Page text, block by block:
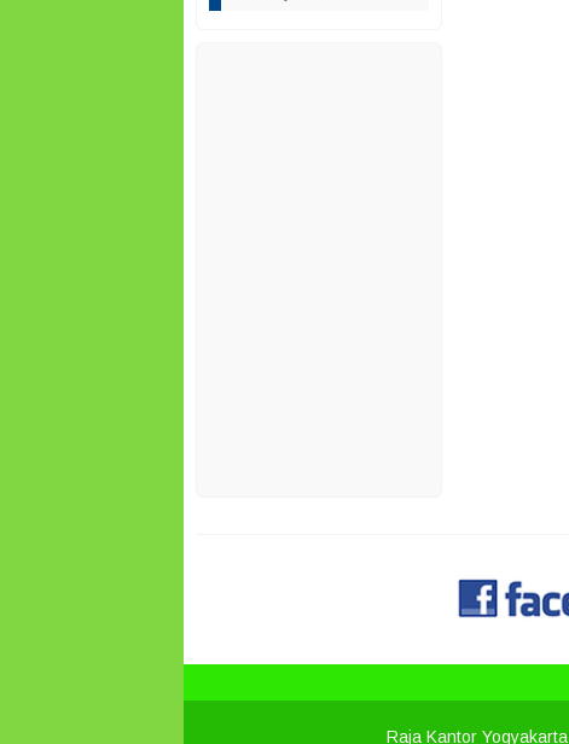
Raja Kantor Yogyakarta